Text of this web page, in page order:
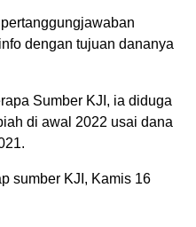
dengan tujuan dananya
Sumber KJI, ia diduga
di awal 2022 usai dana
sumber KJI, Kamis 16